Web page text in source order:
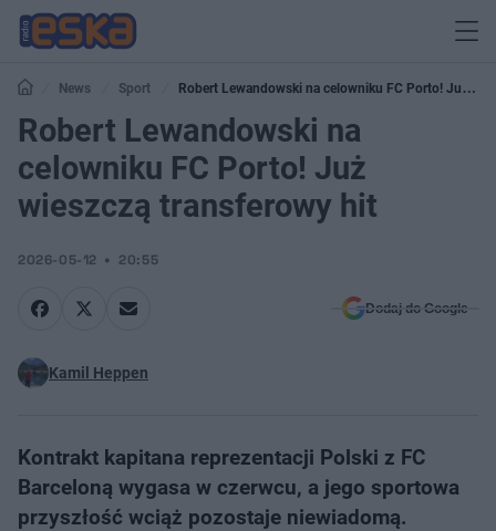
News Sport
Robert Lewandowski na celowniku FC Porto! Już
wieszczą transferowy hit
Robert Lewandowski na
celowniku FC Porto! Już
wieszczą transferowy hit
2026-05-12 20:55
Dodaj do Google
Kamil Heppen
Kontrakt kapitana reprezentacji Polski z FC
Barceloną wygasa w czerwcu, a jego sportowa
przyszłość wciąż pozostaje niewiadomą.